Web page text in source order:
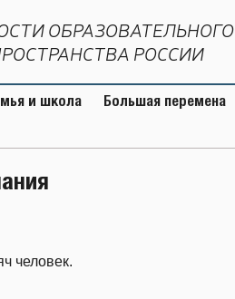
ОБРАЗОВАТЕЛЬНОГО
РОССИИ
и школа Большая перемена
человек.